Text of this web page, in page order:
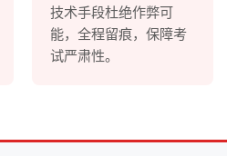
技术手段杜绝作弊可
能，全程留痕，保障考
试严肃性。